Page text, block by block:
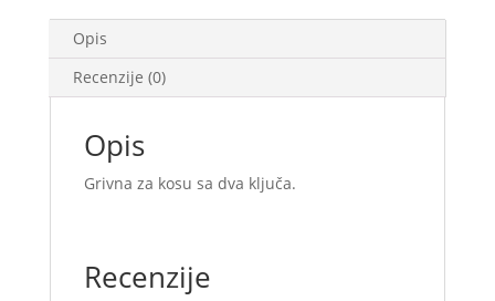
Opis
Recenzije (0)
Opis
Grivna za kosu sa dva ključa.
Recenzije